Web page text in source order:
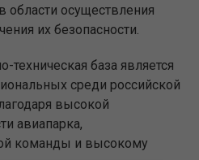
области осуществления
их безопасности.
база является
среди российской
высокой
авиапарка,
команды и высокому